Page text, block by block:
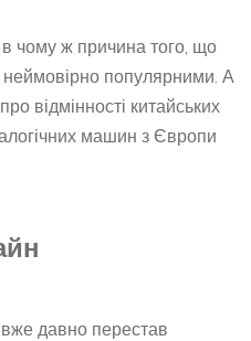
чому ж причина того, що
неймовірно популярними. А
відмінності китайських
машин з Європи
давно перестав